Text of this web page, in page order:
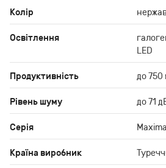
Колір
Освітлення
LED
Продуктивність до 750
Рівень шуму до 71
Серія Maxima
Країна виробник